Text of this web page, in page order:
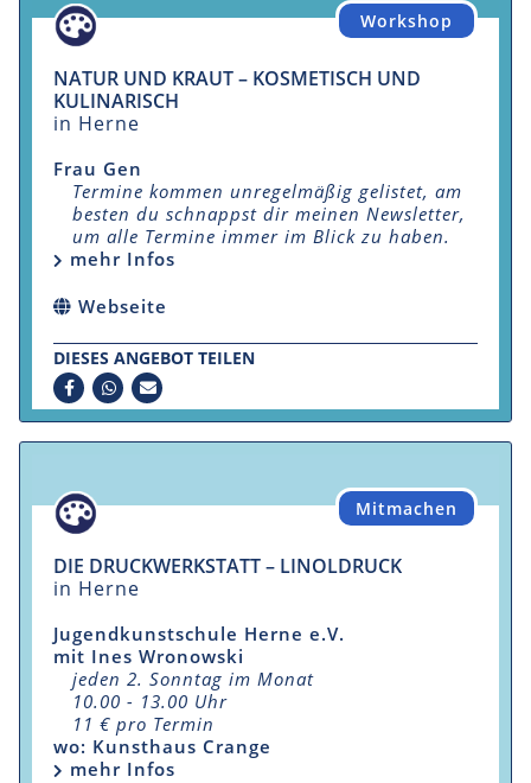
Workshop
NATUR UND KRAUT – KOSMETISCH UND
KULINARISCH
in Herne
Frau Gen
Termine kommen unregelmäßig gelistet, am
besten du schnappst dir meinen Newsletter,
um alle Termine immer im Blick zu haben.
mehr Infos
Webseite
DIESES ANGEBOT TEILEN
Mitmachen
DIE DRUCKWERKSTATT – LINOLDRUCK
in Herne
Jugendkunstschule Herne e.V.
mit Ines Wronowski
jeden 2. Sonntag im Monat
10.00 - 13.00 Uhr
11 € pro Termin
wo: Kunsthaus Crange
mehr Infos